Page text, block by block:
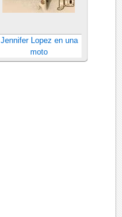
Jennifer Lopez en una
moto